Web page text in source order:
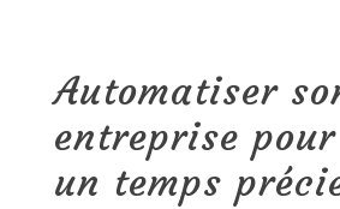
Automatiser
entreprise
un temps